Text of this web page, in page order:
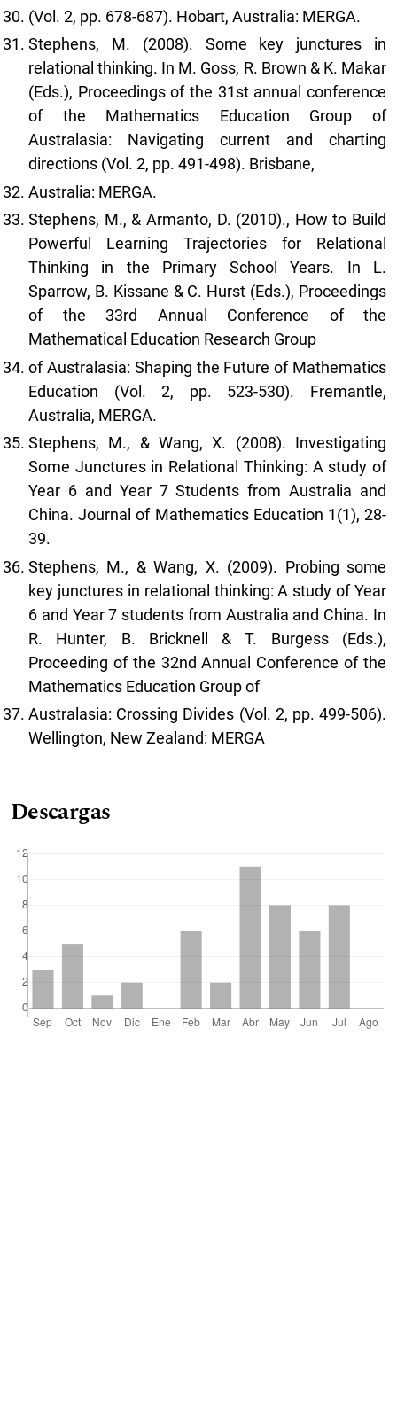
(Vol. 2, pp. 678-687). Hobart, Australia: MERGA.
Stephens, M. (2008). Some key junctures in
relational thinking. In M. Goss, R. Brown & K. Makar
(Eds.), Proceedings of the 31st annual conference
of the Mathematics Education Group of
Australasia: Navigating current and charting
directions (Vol. 2, pp. 491-498). Brisbane,
Australia: MERGA.
Stephens, M., & Armanto, D. (2010)., How to Build
Powerful Learning Trajectories for Relational
Thinking in the Primary School Years. In L.
Sparrow, B. Kissane & C. Hurst (Eds.), Proceedings
of the 33rd Annual Conference of the
Mathematical Education Research Group
of Australasia: Shaping the Future of Mathematics
Education (Vol. 2, pp. 523-530). Fremantle,
Australia, MERGA.
Stephens, M., & Wang, X. (2008). Investigating
Some Junctures in Relational Thinking: A study of
Year 6 and Year 7 Students from Australia and
China. Journal of Mathematics Education 1(1), 28-
39.
Stephens, M., & Wang, X. (2009). Probing some
key junctures in relational thinking: A study of Year
6 and Year 7 students from Australia and China. In
R. Hunter, B. Bricknell & T. Burgess (Eds.),
Proceeding of the 32nd Annual Conference of the
Mathematics Education Group of
Australasia: Crossing Divides (Vol. 2, pp. 499-506).
Wellington, New Zealand: MERGA
Descargas